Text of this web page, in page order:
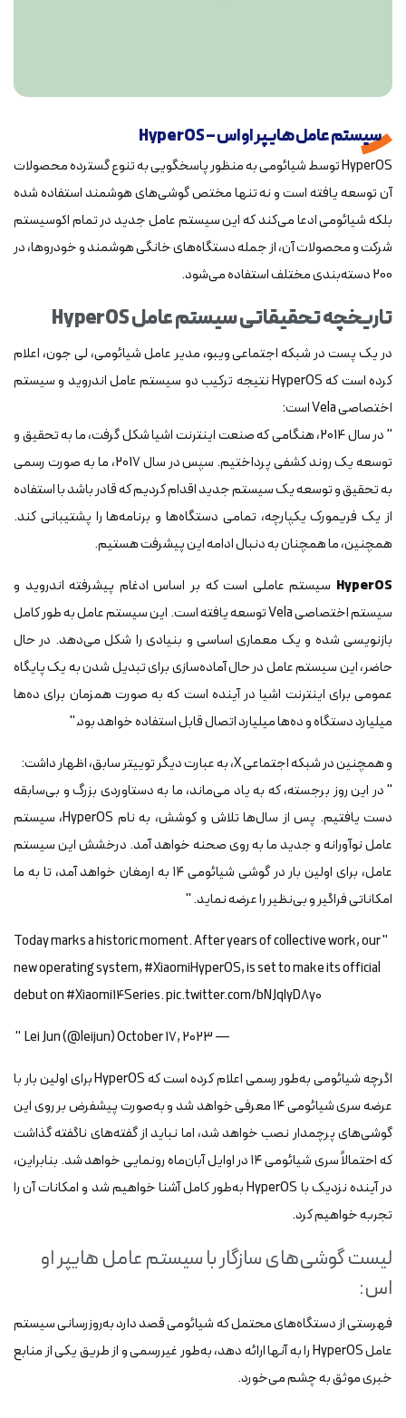
سیستم عامل هایپر او اس – HyperOS
HyperOS توسط شیائومی به منظور پاسخگویی به تنوع گسترده محصولات
آن توسعه یافته است و نه تنها مختص گوشی‌های هوشمند استفاده شده
بلکه شیائومی ادعا می‌کند که این سیستم عامل جدید در تمام اکوسیستم
شرکت و محصولات آن، از جمله دستگاه‌های خانگی هوشمند و خودروها، در
200 دسته‌بندی مختلف استفاده می‌شود.
تاریخچه تحقیقاتی سیستم عامل HyperOS
در یک پست در شبکه اجتماعی ویبو، مدیر عامل شیائومی، لی جون، اعلام
کرده است که HyperOS نتیجه ترکیب دو سیستم عامل اندروید و سیستم
اختصاصی Vela است:
" در سال 2014، هنگامی که صنعت اینترنت اشیا شکل گرفت، ما به تحقیق و
توسعه یک روند کشفی پرداختیم. سپس در سال 2017، ما به صورت رسمی
به تحقیق و توسعه یک سیستم جدید اقدام کردیم که قادر باشد با استفاده
از یک فریمورک یکپارچه، تمامی دستگاه‌ها و برنامه‌ها را پشتیبانی کند.
همچنین، ما همچنان به دنبال ادامه این پیشرفت هستیم.
HyperOS سیستم عاملی است که بر اساس ادغام پیشرفته اندروید و
سیستم اختصاصی Vela توسعه یافته است. این سیستم عامل به طور کامل
بازنویسی شده و یک معماری اساسی و بنیادی را شکل می‌دهد. در حال
حاضر، این سیستم عامل در حال آماده‌سازی برای تبدیل شدن به یک پایگاه
عمومی برای اینترنت اشیا در آینده است که به صورت همزمان برای ده‌ها
میلیارد دستگاه و ده‌ها میلیارد اتصال قابل استفاده خواهد بود."
و همچنین در شبکه اجتماعی X، به عبارت دیگر توییتر سابق، اظهار داشت:
" در این روز برجسته، که به یاد می‌ماند، ما به دستاوردی بزرگ و بی‌سابقه
دست یافتیم. پس از سال‌ها تلاش و کوشش، به نام HyperOS، سیستم
عامل نوآورانه و جدید ما به روی صحنه خواهد آمد. درخشش این سیستم
عامل، برای اولین بار در گوشی شیائومی ۱۴ به ارمغان خواهد آمد، تا به ما
امکاناتی فراگیر و بی‌نظیر را عرضه نماید. "
" Today marks a historic moment. After years of collective work, our
new operating system, #XiaomiHyperOS, is set to make its official
debut on #Xiaomi14Series. pic.twitter.com/bNJqIyD8y0
— Lei Jun (@leijun) October 17, 2023 "
اگرچه شیائومی به‌طور رسمی اعلام کرده است که HyperOS برای اولین بار با
عرضه سری شیائومی ۱۴ معرفی خواهد شد و به‌صورت پیشفرض بر روی این
گوشی‌های پرچمدار نصب خواهد شد، اما نباید از گفته‌های ناگفته گذاشت
که احتمالاً سری شیائومی ۱۴ در اوایل آبان‌ماه رونمایی خواهد شد. بنابراین،
در آینده نزدیک با HyperOS به‌طور کامل آشنا خواهیم شد و امکانات آن را
تجربه خواهیم کرد.
لیست گوشی‌های سازگار با سیستم عامل هایپر او
اس:
فهرستی از دستگاه‌های محتمل که شیائومی قصد دارد به‌روزرسانی سیستم
عامل HyperOS را به آنها ارائه دهد، به‌طور غیررسمی و از طریق یکی از منابع
خبری موثق به چشم می‌خورد.